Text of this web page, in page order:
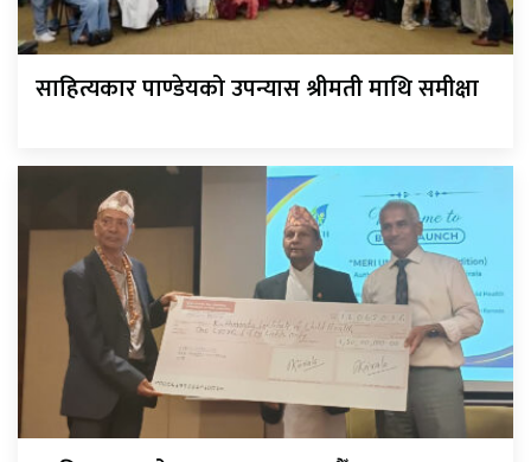
साहित्यकार पाण्डेयको उपन्यास श्रीमती माथि समीक्षा